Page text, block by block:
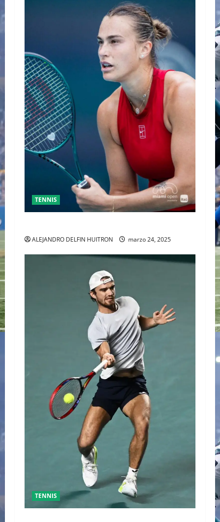
TENNIS
ALEJANDRO DELFIN HUITRON marzo 24, 2025
TENNIS